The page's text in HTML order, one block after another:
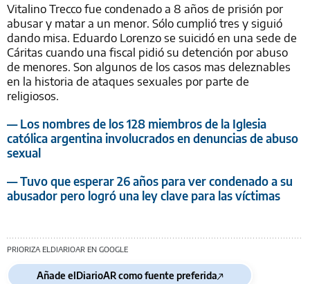
Vitalino Trecco fue condenado a 8 años de prisión por
abusar y matar a un menor. Sólo cumplió tres y siguió
dando misa. Eduardo Lorenzo se suicidó en una sede de
Cáritas cuando una fiscal pidió su detención por abuso
de menores. Son algunos de los casos mas deleznables
en la historia de ataques sexuales por parte de
religiosos.
— Los nombres de los 128 miembros de la Iglesia
católica argentina involucrados en denuncias de abuso
sexual
— Tuvo que esperar 26 años para ver condenado a su
abusador pero logró una ley clave para las víctimas
PRIORIZA ELDIARIOAR EN GOOGLE
Añade elDiarioAR como fuente preferida